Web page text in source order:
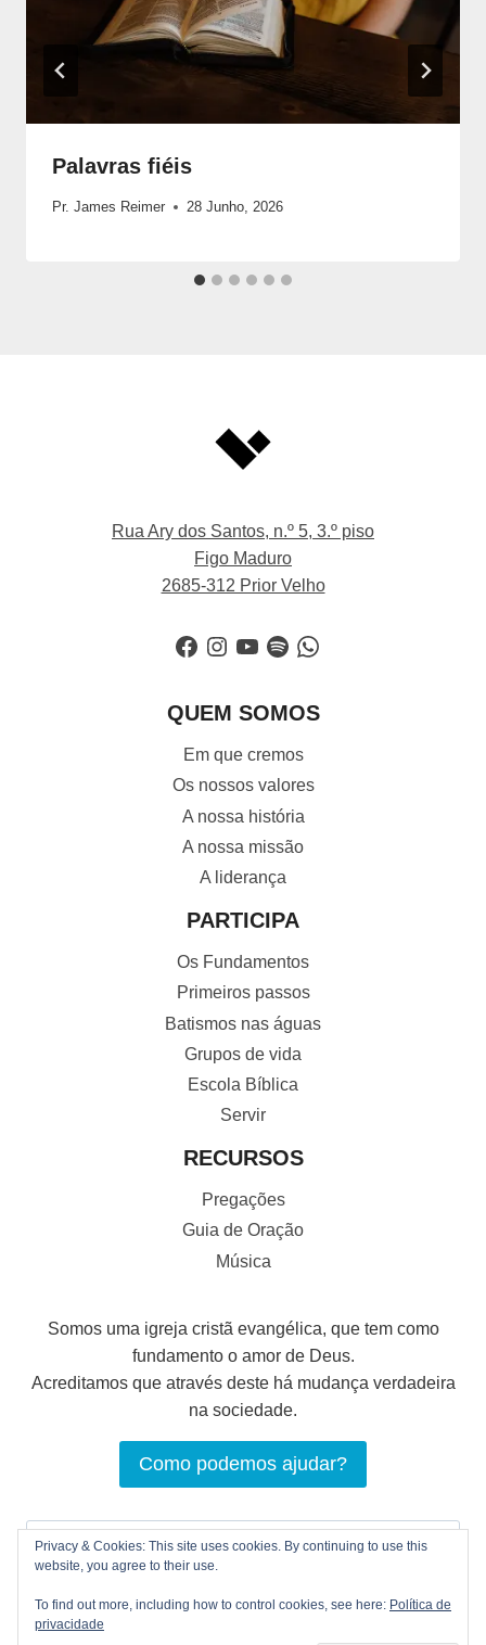
Palavras fiéis
Pr. James Reimer 28 Junho, 2026
Rua Ary dos Santos, n.º 5, 3.º piso
Figo Maduro
2685-312 Prior Velho
Facebook
Instagram
YouTube
SpotifyWhatsApp
QUEM SOMOS
Em que cremos
Os nossos valores
A nossa história
A nossa missão
A liderança
PARTICIPA
Os Fundamentos
Primeiros passos
Batismos nas águas
Grupos de vida
Escola Bíblica
Servir
RECURSOS
Pregações
Guia de Oração
Música
Somos uma igreja cristã evangélica, que tem como
fundamento o amor de Deus.
Acreditamos que através deste há mudança verdadeira
na sociedade.
Como podemos ajudar?
Pesquisar
por:
© 2026 LOGOS Comunhão Cristã |
Privacy & Cookies: This site uses cookies. By continuing to use this
website, you agree to their use.
To find out more, including how to control cookies, see here: Política de
privacidade